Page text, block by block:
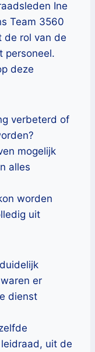
Ine
Team 3560
de rol van de
personeel.
deze
verbeterd of
mogelijk
alles
worden
uit
er
dienst
uit de